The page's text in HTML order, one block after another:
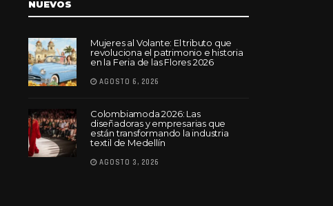
NUEVOS
Mujeres al Volante: El tributo que
revoluciona el patrimonio e historia
en la Feria de las Flores 2026
AGOSTO 6, 2026
Colombiamoda 2026: Las
diseñadoras y empresarias que
están transformando la industria
textil de Medellín
AGOSTO 3, 2026